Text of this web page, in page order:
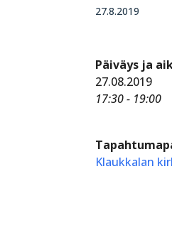
27.8.2019
Päiväys ja
27.08.2019
17:30 - 19:00
Klaukkalan